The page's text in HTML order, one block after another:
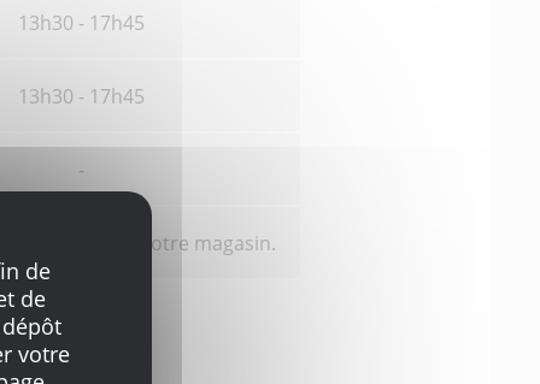
13h30 - 17h45
13h30 - 17h45
-
auprès de votre magasin.
de
de
votre